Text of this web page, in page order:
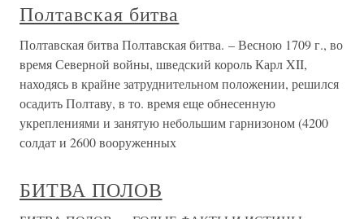
Полтавская битва
Полтавская битва Полтавская битва. – Весною 1709 г., во
время Северной войны, шведский король Карл XII,
находясь в крайне затруднительном положении, решился
осадить Полтаву, в то. время еще обнесенную
укреплениями и занятую небольшим гарнизоном (4200
солдат и 2600 вооруженных
БИТВА ПОЛОВ